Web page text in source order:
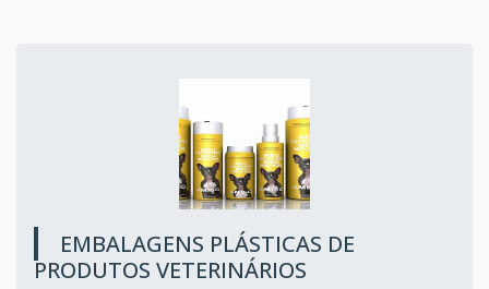
EMBALAGENS PLÁSTICAS DE
PRODUTOS VETERINÁRIOS